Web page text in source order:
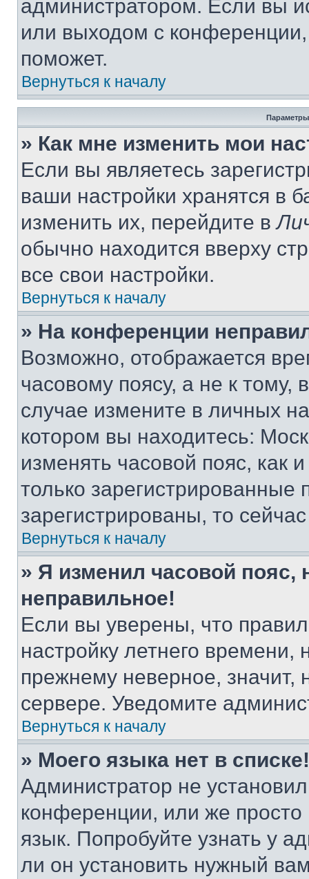
администратором. Если вы
или выходом с
поможет.
Вернуться к началу
Параметры
» Как мне изменить мои
Если вы являетесь
ваши настройки хранятся в
изменить их, перейдите в
обычно находится вверху
все свои настройки.
Вернуться к началу
» На конференции
Возможно, отображается
часовому поясу, а не к тому,
случае измените в личных
котором вы находитесь:
изменять часовой пояс, как
только
зарегистрированы, то
Вернуться к началу
» Я изменил часовой пояс,
неправильное!
Если вы уверены, что
настройку летнего
прежнему неверное, значит,
сервере. Уведомите
Вернуться к началу
» Моего языка нет в списке!
Администратор не
конференции, или же
язык. Попробуйте узнать у
ли он установить нужный